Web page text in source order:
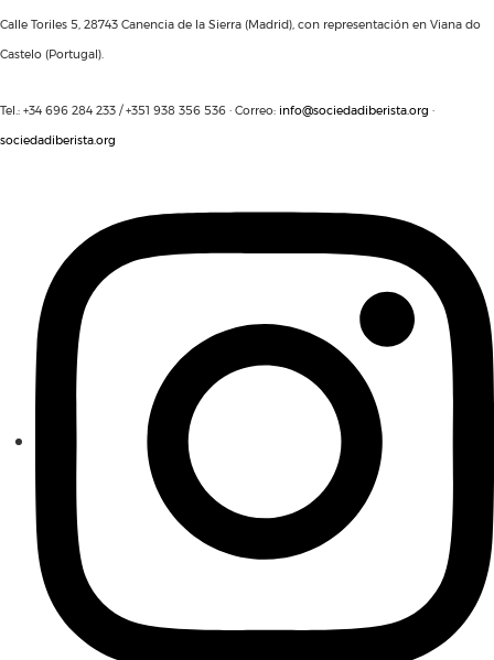
Calle Toriles 5, 28743 Canencia de la Sierra (Madrid), con representación en Viana do
Castelo (Portugal).
Tel.: +34 696 284 233 / +351 938 356 536 · Correo: info@sociedadiberista.org ·
sociedadiberista.org